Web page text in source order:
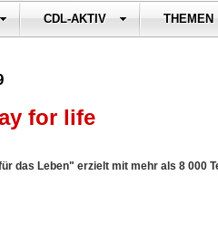
CDL-AKTIV THEMEN
for life
das Leben" erzielt mit mehr als 8 000